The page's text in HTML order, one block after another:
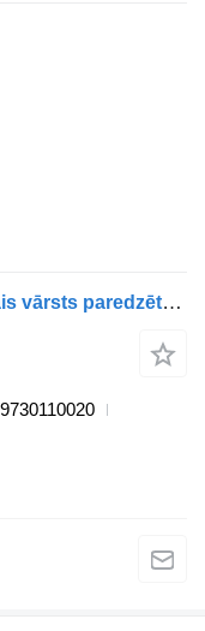
WABCO A0044296344 pneimatiskais vārsts paredzēts Mercedes-Benz Actros MP4 Antos Arocs (2012-) kravas automašīnas